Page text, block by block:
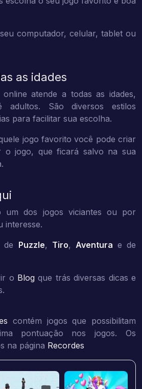
computador, celular, tablet ou
as idades
atende a todas as idades,
adultos. São diversos estilos
para facilitar sua escolha.
jogo favorito você pode criar
jogo, que ficará salvo na sua
um dos jogos viciantes ou por
interesse.
de Puzzle, Tiro, Aventura e de
o Blog que trás diversas dicas e
contém jogos que possibilitam
pontuação nos jogos. Os
na página Recordes